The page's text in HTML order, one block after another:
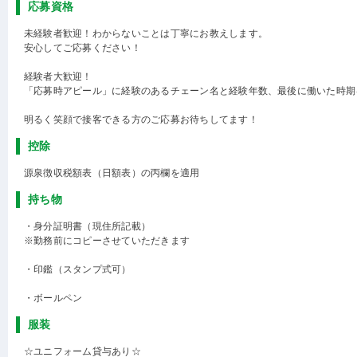
応募資格
未経験者歓迎！わからないことは丁寧にお教えします。
安心してご応募ください！
経験者大歓迎！
「応募時アピール」に経験のあるチェーン名と経験年数、最後に働いた時
明るく笑顔で接客できる方のご応募お待ちしてます！
控除
源泉徴収税額表（日額表）の丙欄を適用
持ち物
・身分証明書（現住所記載）
※勤務前にコピーさせていただきます
・印鑑（スタンプ式可）
・ボールペン
服装
☆ユニフォーム貸与あり☆